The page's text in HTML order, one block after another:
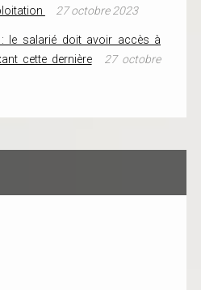
27 octobre 2023
: le salarié doit avoir accès à
cette dernière
27 octobre